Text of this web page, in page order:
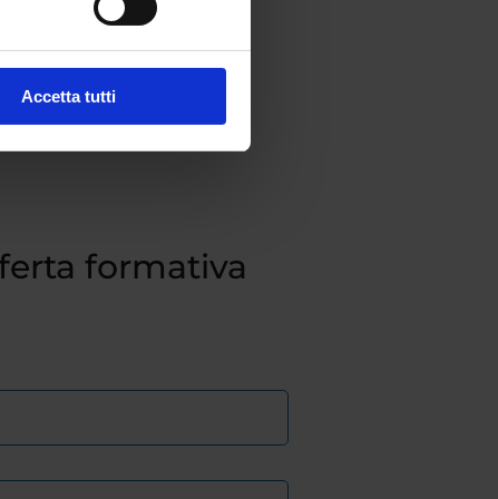
Accetta tutti
formativa